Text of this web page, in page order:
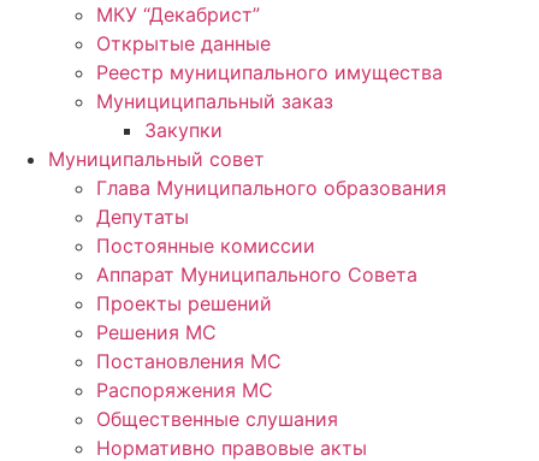
МКУ “Декабрист”
Открытые данные
Реестр муниципального имущества
Мунициципальный заказ
Закупки
Муниципальный совет
Глава Муниципального образования
Депутаты
Постоянные комиссии
Аппарат Муниципального Совета
Проекты решений
Решения МС
Постановления МС
Распоряжения МС
Общественные слушания
Нормативно правовые акты